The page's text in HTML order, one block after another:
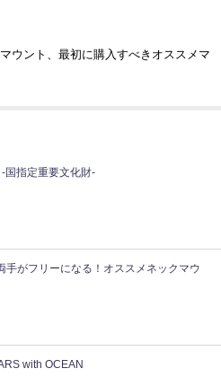
ウント、最初に購入すべきオススメマ
国指定重要文化財-
手がフリーになる！オススメネックマウ
with OCEAN